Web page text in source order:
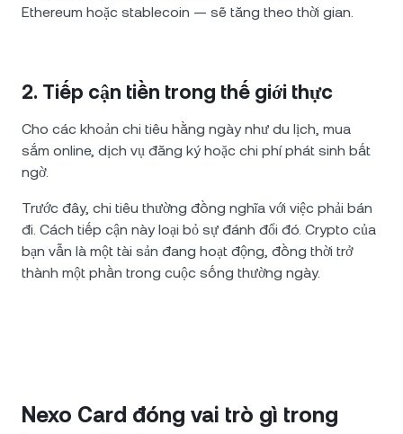
Ethereum hoặc stablecoin — sẽ tăng theo thời gian.
2. Tiếp cận tiền trong thế giới thực
Cho các khoản chi tiêu hằng ngày như du lịch, mua
sắm online, dịch vụ đăng ký hoặc chi phí phát sinh bất
ngờ.
Trước đây, chi tiêu thường đồng nghĩa với việc phải bán
đi. Cách tiếp cận này loại bỏ sự đánh đổi đó. Crypto của
bạn vẫn là một tài sản đang hoạt động, đồng thời trở
thành một phần trong cuộc sống thường ngày.
Nexo Card đóng vai trò gì trong